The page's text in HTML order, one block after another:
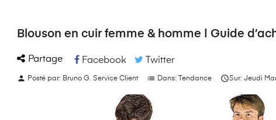
Blouson en cuir femme & homme | Guide
Partage Facebook Twitter
person Posté par: Bruno G. Service Client list Dans: Tendance Sur: Jeudi